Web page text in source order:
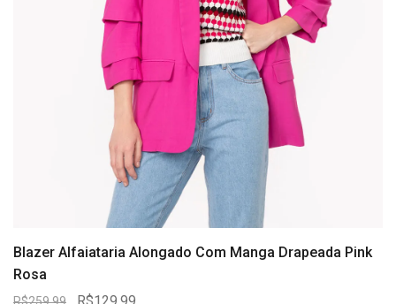
Blazer Alfaiataria Alongado Com Manga Drapeada Pink
Rosa
R$259,99